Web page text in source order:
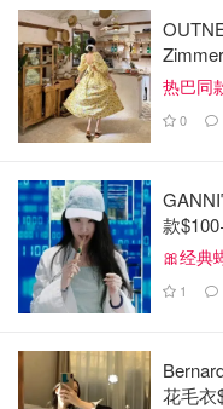
热巴同
0
款
🎀经典
1
花毛衣